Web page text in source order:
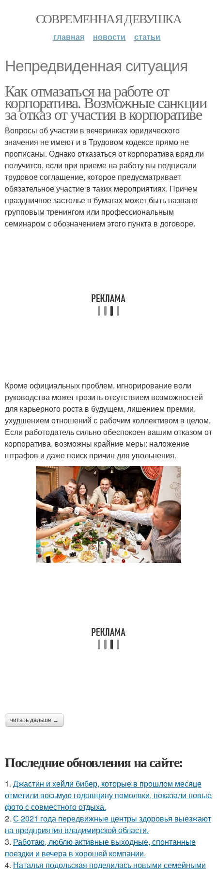
СОВРЕМЕННАЯ ДЕВУШКА
главная новости статьи
Непредвиденная ситуация
Как отмазаться на работе от
корпоратива. Возможные санкции
за отказ от участия в корпоративе
Вопросы об участии в вечеринках юридического
значения не имеют и в Трудовом кодексе прямо не
прописаны. Однако отказаться от корпоратива вряд ли
получится, если при приеме на работу вы подписали
трудовое соглашение, которое предусматривает
обязательное участие в таких мероприятиях. Причем
праздничное застолье в бумагах может быть названо
групповым тренингом или профессиональным
семинаром с обозначением этого пункта в договоре.
Кроме официальных проблем, игнорирование воли
руководства может грозить отсутствием возможностей
для карьерного роста в будущем, лишением премии,
ухудшением отношений с рабочим коллективом в целом.
Если работодатель сильно обеспокоен вашим отказом от
корпоратива, возможны крайние меры: наложение
штрафов и даже поиск причин для увольнения.
читать дальше →
Последние обновления на сайте:
1. Джастин и хейли бибер, которые в прошлом месяце
отметили восьмую годовщину помолвки, показали новые
фото с совместного отдыха.
2. С 2021 года передвижные центры здоровья выезжают
на предприятия владимирской области.
3. Работаю, люблю активные выходные, спонтанные
поездки и вечера в хорошей компании.
4. Наталья подольская поделилась новыми семейными